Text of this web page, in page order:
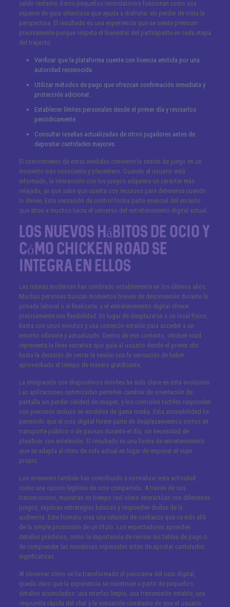
saldo restante. Estos pequeños recordatorios funcionan como una
especie de guía silenciosa que ayuda a disfrutar sin perder de vista la
perspectiva. El resultado es una experiencia que se siente premium
precisamente porque respeta el bienestar del participante en cada etapa
del trayecto.
Verificar que la plataforma cuente con licencia emitida por una
autoridad reconocida.
Utilizar métodos de pago que ofrezcan confirmación inmediata y
protección adicional.
Establecer límites personales desde el primer día y revisarlos
periódicamente.
Consultar reseñas actualizadas de otros jugadores antes de
depositar cantidades mayores.
El conocimiento de estas medidas convierte la sesión de juego en un
momento más consciente y placentero. Cuando el usuario está
informado, la interacción con los juegos adquiere un carácter más
relajado, ya que sabe que cuenta con recursos para detenerse cuando
lo desee. Esta sensación de control forma parte esencial del encanto
que atrae a muchos hacia el universo del entretenimiento digital actual.
Los nuevos hábitos de ocio y
cómo chicken road se
integra en ellos
Las rutinas modernas han cambiado notablemente en los últimos años.
Muchas personas buscan momentos breves de desconexión durante la
jornada laboral o al finalizarla, y el entretenimiento digital ofrece
precisamente esa flexibilidad. En lugar de desplazarse a un local físico,
basta con unos minutos y una conexión estable para acceder a un
entorno vibrante y actualizado. Dentro de ese contexto, chicken road
representa la línea narrativa que guía al usuario desde el primer clic
hasta la decisión de cerrar la sesión con la sensación de haber
aprovechado el tiempo de manera gratificante.
La integración con dispositivos móviles ha sido clave en esta evolución.
Las aplicaciones optimizadas permiten cambiar de orientación de
pantalla sin perder calidad de imagen, y los controles táctiles responden
con precisión incluso en modelos de gama media. Esta accesibilidad ha
permitido que el ocio digital forme parte de desplazamientos cortos en
transporte público o de pausas durante el día, sin necesidad de
planificar con antelación. El resultado es una forma de entretenimiento
que se adapta al ritmo de vida actual en lugar de imponer el suyo
propio.
Los streamers también han contribuido a normalizar esta actividad
como una opción legítima de ocio compartido. A través de sus
transmisiones, muestran en tiempo real cómo interactúan con diferentes
juegos, explican estrategias básicas y responden dudas de la
audiencia. Este formato crea una relación de confianza que va más allá
de la simple promoción de un título. Los espectadores aprenden
detalles prácticos, como la importancia de revisar las tablas de pago o
de comprender las mecánicas especiales antes de apostar cantidades
significativas.
Al observar cómo se ha transformado el panorama del ocio digital,
queda claro que la experiencia se construye a partir de pequeños
detalles acumulados: una interfaz limpia, una transmisión estable, una
respuesta rápida del chat y la sensación constante de que el usuario